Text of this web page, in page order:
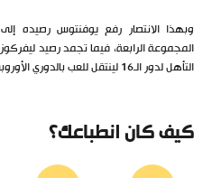
التأهل لدور الـ16 لينتقل للعب بالدوري الأوروبي.
كيف كان انطباعك؟